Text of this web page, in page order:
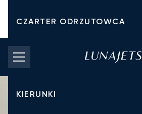
CZARTER ODRZUTOWCA
KOSZTY CZARTERU
PRYWATNE ODRZUTOWCE
KIERUNKI